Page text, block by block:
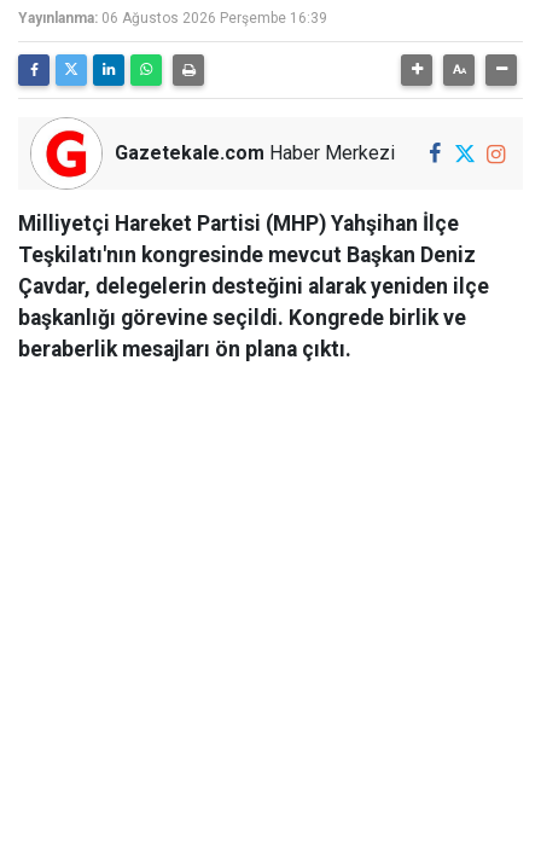
Yayınlanma: 06 Ağustos 2026 Perşembe 16:39
Gazetekale.com Haber Merkezi
Milliyetçi Hareket Partisi (MHP) Yahşihan İlçe
Teşkilatı'nın kongresinde mevcut Başkan Deniz
Çavdar, delegelerin desteğini alarak yeniden ilçe
başkanlığı görevine seçildi. Kongrede birlik ve
beraberlik mesajları ön plana çıktı.